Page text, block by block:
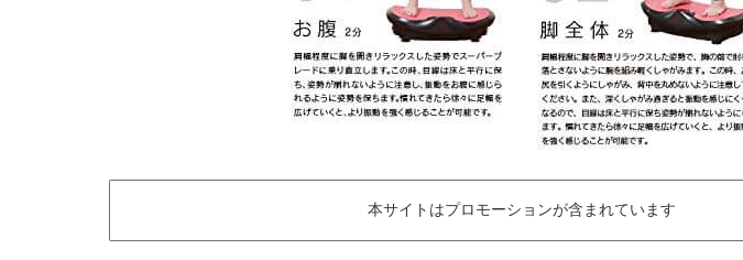
本サイトはプロモーションが含まれています